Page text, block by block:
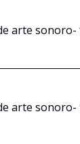
arte
arte